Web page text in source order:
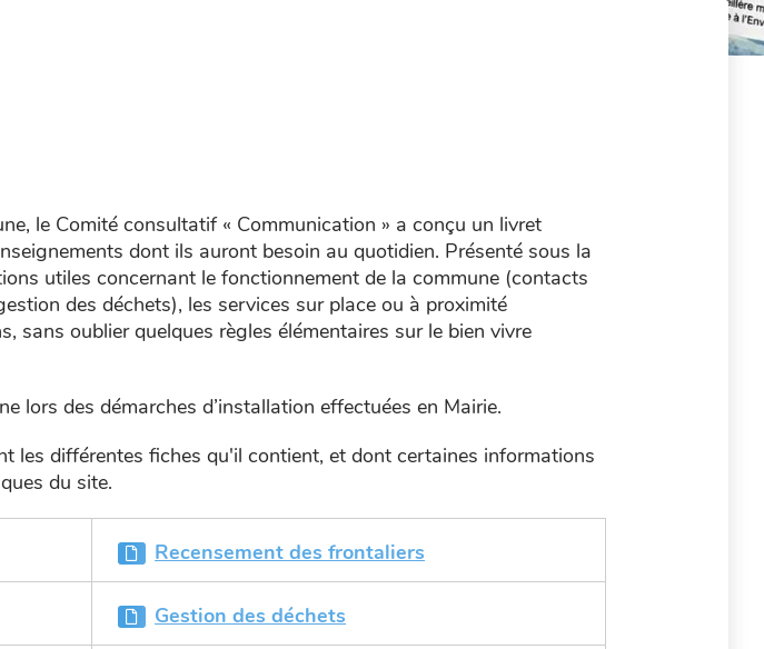
le Comité consultatif « Communication » a conçu un livret
dont ils auront besoin au quotidien. Présenté sous la
utiles concernant le fonctionnement de la commune (contacts
des déchets), les services sur place ou à proximité
sans oublier quelques règles élémentaires sur le bien vivre
lors des démarches d’installation effectuées en Mairie.
les différentes fiches qu'il contient, et dont certaines informations
du site.
Recensement des frontaliers
Gestion des déchets